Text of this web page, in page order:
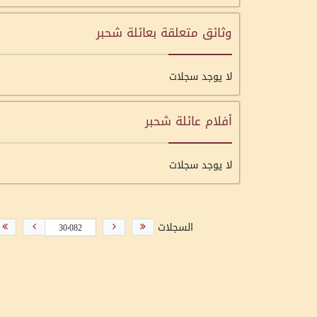
وثائق متعلقة بعائلة شحبر
لا يوجد سجلات
أفلام عائلة شحبر
لا يوجد سجلات
السجلات